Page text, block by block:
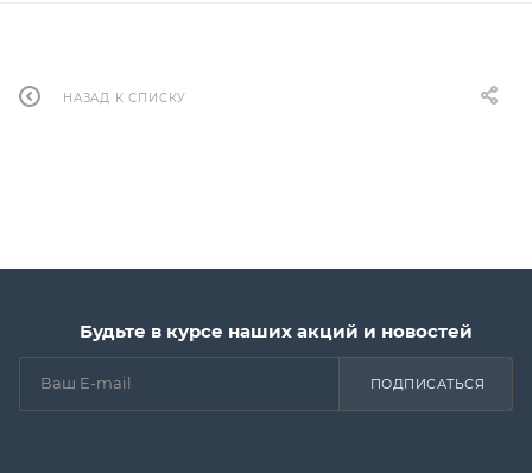
НАЗАД К СПИСКУ
Будьте в курсе наших акций и новостей
ПОДПИСАТЬСЯ